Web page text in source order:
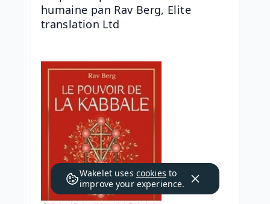
humaine pan Rav Berg, Elite
translation Ltd
Wakelet uses cookies to
improve your experience.